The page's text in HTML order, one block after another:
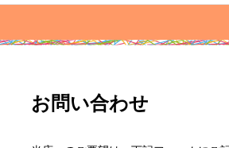
お問い合わせ